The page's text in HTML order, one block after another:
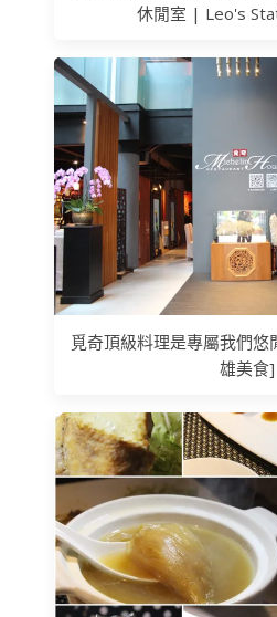
休閒室 | Leo's
覓奇頂級料理是專屬我們悠
雄美食]